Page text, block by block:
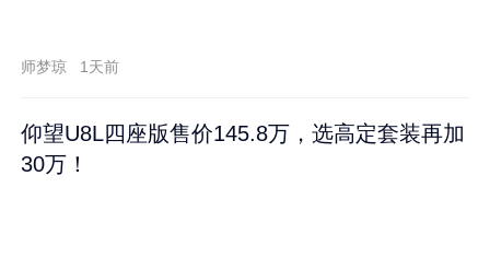
师梦琼 1天前
仰望U8L四座版售价145.8万，选高定套装再加
30万！